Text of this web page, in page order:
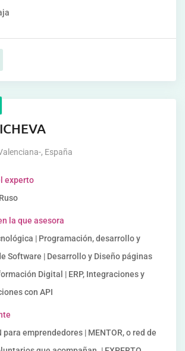
, España
experto
la que asesora
| Programación, desarrollo y
Software | Desarrollo y Diseño páginas
Digital | ERP, Integraciones y
con API
para emprendedores | MENTOR, o red de